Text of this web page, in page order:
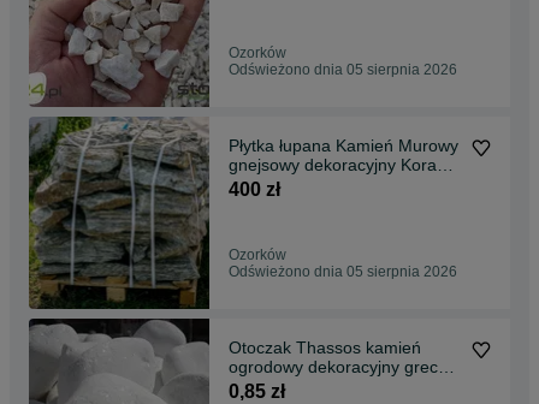
Ozorków
Odświeżono dnia 05 sierpnia 2026
Płytka łupana Kamień Murowy
gnejsowy dekoracyjny Kora
kruszywo grys
400 zł
Ozorków
Odświeżono dnia 05 sierpnia 2026
Otoczak Thassos kamień
ogrodowy dekoracyjny grecki
thasos marianna
0,85 zł